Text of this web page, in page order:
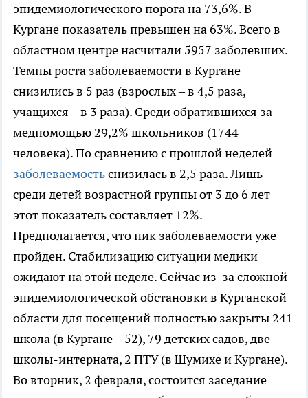
эпидемиологического порога на 73,6%. В
Кургане показатель превышен на 63%. Всего в
областном центре насчитали 5957 заболевших.
Темпы роста заболеваемости в Кургане
снизились в 5 раз (взрослых – в 4,5 раза,
учащихся – в 3 раза). Среди обратившихся за
медпомощью 29,2% школьников (1744
человека). По сравнению с прошлой неделей
заболеваемостьснизилась в 2,5 раза. Лишь
среди детей возрастной группы от 3 до 6 лет
этот показатель составляет 12%.
Предполагается, что пик заболеваемости уже
пройден. Стабилизацию ситуации медики
ожидают на этой неделе. Сейчас из-за сложной
эпидемиологической обстановки в Курганской
области для посещений полностью закрыты 241
школа (в Кургане – 52), 79 детских садов, две
школы-интерната, 2 ПТУ (в Шумихе и Кургане).
Во вторник, 2 февраля, состоится заседание